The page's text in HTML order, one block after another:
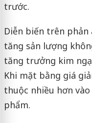
trước.
Diễn biến trên
tăng sản lượng
tăng trưởng kim
Khi mặt bằng giá
thuộc nhiều hơn
phẩm.